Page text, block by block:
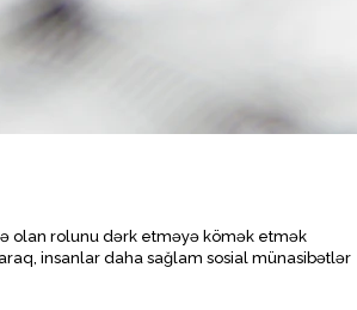
olan rolunu dərk etməyə kömək etmək
insanlar daha sağlam sosial münasibətlər